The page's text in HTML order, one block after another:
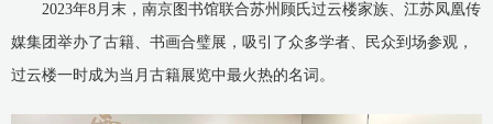
2023年8月末，南京图书馆联合苏州顾氏过云楼家族、江苏凤凰传
媒集团举办了古籍、书画合璧展，吸引了众多学者、民众到场参观，
过云楼一时成为当月古籍展览中最火热的名词。